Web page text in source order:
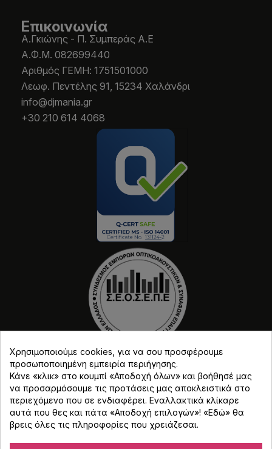
Επικοινωνία
Α.Γκιώνης - Π. Συμπεράς Α.Ε
Α.Φ.Μ. 082699440
Aριθμός ΓΕΜΗ: 1751501000
Λεωφ. Πεντέλης 91, 15234 Χαλάνδρι
info@djmania.gr
+30 210 614 4068
Copyright © Djmania 2026 / Οι τιμές περιλαμβάνουν
Χρησιμοποιούμε cookies, για να σου προσφέρουμε
προσωποποιημένη εμπειρία περιήγησης.
Κάνε «κλικ» στο κουμπί «Αποδοχή όλων» και βοήθησέ μας
να προσαρμόσουμε τις προτάσεις μας αποκλειστικά στο
περιεχόμενο που σε ενδιαφέρει. Εναλλακτικά κλίκαρε
αυτά που θες και πάτα «Αποδοχή επιλογών»! «Εδώ» θα
βρεις όλες τις πληροφορίες που χρειάζεσαι.